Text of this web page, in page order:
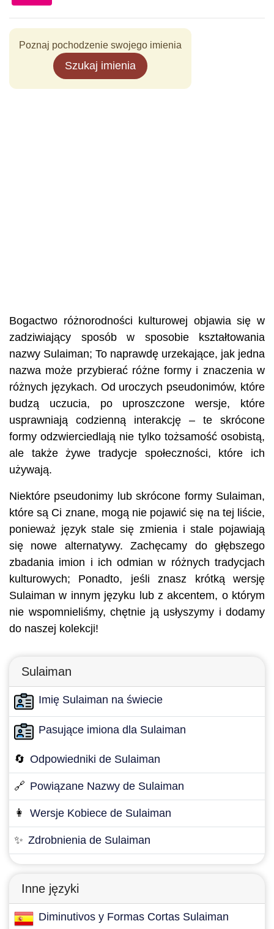
Poznaj pochodzenie swojego imienia
Szukaj imienia
Bogactwo różnorodności kulturowej objawia się w
zadziwiający sposób w sposobie kształtowania
nazwy Sulaiman; To naprawdę urzekające, jak jedna
nazwa może przybierać różne formy i znaczenia w
różnych językach. Od uroczych pseudonimów, które
budzą uczucia, po uproszczone wersje, które
usprawniają codzienną interakcję – te skrócone
formy odzwierciedlają nie tylko tożsamość osobistą,
ale także żywe tradycje społeczności, które ich
używają.
Niektóre pseudonimy lub skrócone formy Sulaiman,
które są Ci znane, mogą nie pojawić się na tej liście,
ponieważ język stale się zmienia i stale pojawiają
się nowe alternatywy. Zachęcamy do głębszego
zbadania imion i ich odmian w różnych tradycjach
kulturowych; Ponadto, jeśli znasz krótką wersję
Sulaiman w innym języku lub z akcentem, o którym
nie wspomnieliśmy, chętnie ją usłyszymy i dodamy
do naszej kolekcji!
Sulaiman
Imię Sulaiman na świecie
Pasujące imiona dla Sulaiman
🔄 Odpowiedniki de Sulaiman
🔗 Powiązane Nazwy de Sulaiman
👩 Wersje Kobiece de Sulaiman
✨ Zdrobnienia de Sulaiman
Inne języki
Diminutivos y Formas Cortas Sulaiman